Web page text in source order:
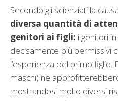
Secondo gli scienziati la
diversa quantità di
genitori ai figli: i genitori
decisamente più permissivi
l’esperienza del primo figlio.
maschi) ne
mostrandosi molto diversi